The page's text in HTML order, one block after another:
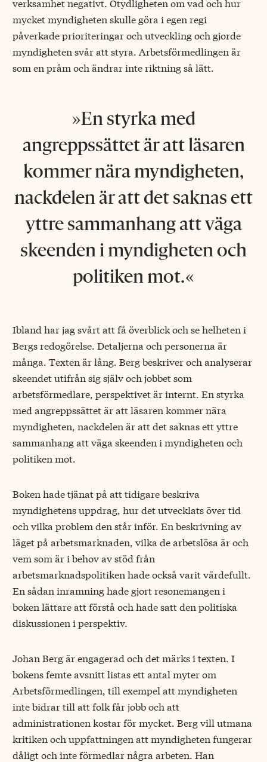
verksamhet negativt. Otydligheten om vad och hur
mycket myndigheten skulle göra i egen regi
påverkade prioriteringar och utveckling och gjorde
myndigheten svår att styra. Arbetsförmedlingen är
som en pråm och ändrar inte riktning så lätt.
En styrka med
angreppssättet är att läsaren
kommer nära myndigheten,
nackdelen är att det saknas ett
yttre sammanhang att väga
skeenden i myndigheten och
politiken mot.
Ibland har jag svårt att få överblick och se helheten i
Bergs redogörelse. Detaljerna och personerna är
många. Texten är lång. Berg beskriver och analyserar
skeendet utifrån sig själv och jobbet som
arbetsförmedlare, perspektivet är internt. En styrka
med angreppssättet är att läsaren kommer nära
myndigheten, nackdelen är att det saknas ett yttre
sammanhang att väga skeenden i myndigheten och
politiken mot.
Boken hade tjänat på att tidigare beskriva
myndighetens uppdrag, hur det utvecklats över tid
och vilka problem den står inför. En beskrivning av
läget på arbetsmarknaden, vilka de arbetslösa är och
vem som är i behov av stöd från
arbetsmarknadspolitiken hade också varit värdefullt.
En sådan inramning hade gjort resonemangen i
boken lättare att förstå och hade satt den politiska
diskussionen i perspektiv.
Johan Berg är engagerad och det märks i texten. I
bokens femte avsnitt listas ett antal myter om
Arbetsförmedlingen, till exempel att myndigheten
inte bidrar till att folk får jobb och att
administrationen kostar för mycket. Berg vill utmana
kritiken och uppfattningen att myndigheten fungerar
dåligt och inte förmedlar några arbeten. Han